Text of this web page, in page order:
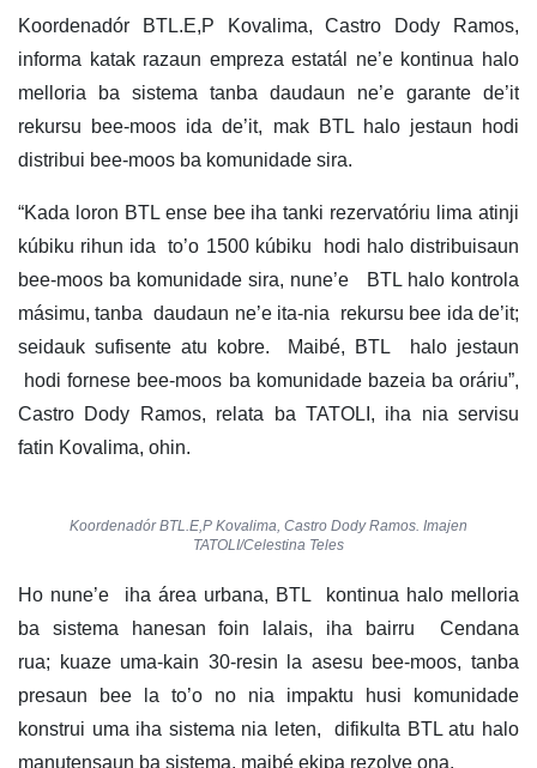
Koordenadór BTL.E,P Kovalima, Castro Dody Ramos,
informa katak razaun empreza estatál ne’e kontinua halo
melloria ba sistema tanba daudaun ne’e garante de’it
rekursu bee-moos ida de’it, mak BTL halo jestaun hodi
distribui bee-moos ba komunidade sira.
“Kada loron BTL ense bee iha tanki rezervatóriu lima atinji
kúbiku rihun ida to’o 1500 kúbiku hodi halo distribuisaun
bee-moos ba komunidade sira, nune’e BTL halo kontrola
másimu, tanba daudaun ne’e ita-nia rekursu bee ida de’it;
seidauk sufisente atu kobre. Maibé, BTL halo jestaun
hodi fornese bee-moos ba komunidade bazeia ba oráriu”,
Castro Dody Ramos, relata ba TATOLI, iha nia servisu
fatin Kovalima, ohin.
Koordenadór BTL.E,P Kovalima, Castro Dody Ramos. Imajen
TATOLI/Celestina Teles
Ho nune’e iha área urbana, BTL kontinua halo melloria
ba sistema hanesan foin lalais, iha bairru Cendana
rua; kuaze uma-kain 30-resin la asesu bee-moos, tanba
presaun bee la to’o no nia impaktu husi komunidade
konstrui uma iha sistema nia leten, difikulta BTL atu halo
manutensaun ba sistema, maibé ekipa rezolve ona.